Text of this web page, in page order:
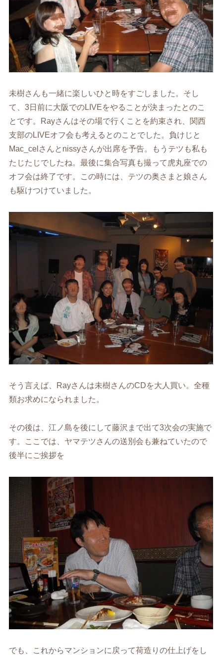
未樹さんも一緒に楽しいひと時をすごしました。そし
て、3日前に大阪でのLIVEをやることが決まったとのこ
とです。Rayさんはその場で行くことを約束され、関西
支部のLIVEオフ会も考えるとのことでした。負けじと
Mac_celさんとnissyさんが出席を予告。もうテツも私も
たじたじでしたね。最後に集合写真も撮って虎丸座での
オフ会は終了です。この時には、テツの奥さまと娘さん
も駆けつけていました。
そう言えば、Rayさんは未樹さんのCDを大人買い。全種
類お求めになられました。
その後は、江ノ島を後にして藤沢まで出て3次会の実施で
す。ここでは、ヤマテツさんの送別会も兼ねていたので
後半にご挨拶を
でも、これからマンションに戻って荷造りの仕上げをし